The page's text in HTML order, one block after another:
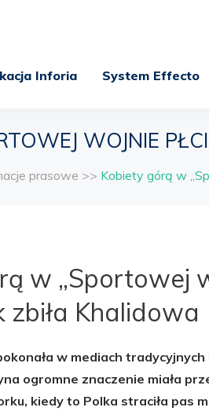
Inforia System Effecto
WOJNIE
prasowe >> Kobiety górą w
w „Sportowej
zbiła Khalidowa
w mediach
ogromne znaczenie miała
kiedy to Polka straciła pas